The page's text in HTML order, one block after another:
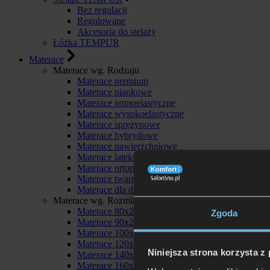
Zgoda
Niniejsza strona korzysta z
Bez regulacji
Regulowane
Akcesoria do stelaży
Łóżka TEMPUR
Materace
Materace wg. Rodzaju
Materace premium
Materace piankowe
Materace termoelastyczne
Materace wysokoelastyczne
Materace sprężynowe
Materace hybrydowe
Materace nawierzchniowe
Materace lateksowe
Materace ortopedyczne
Materace twarde
Materace dla dzieci
Materace wg. Rozmiaru
Materace 80x200
Materace 90x200
Materace 100x200
Materace 120x200
Materace 140x200
Materace 160x200